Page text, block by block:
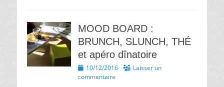
MOOD BOARD :
BRUNCH, SLUNCH, THÉ
et apéro dînatoire
Posted
on
10/12/2016
Laisser un
commentaire